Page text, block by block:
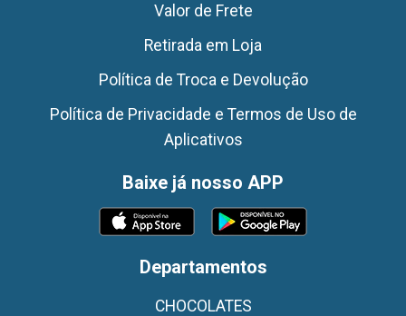
Valor de Frete
Retirada em Loja
Política de Troca e Devolução
Política de Privacidade e Termos de Uso de
Aplicativos
Baixe já nosso APP
Departamentos
CHOCOLATES